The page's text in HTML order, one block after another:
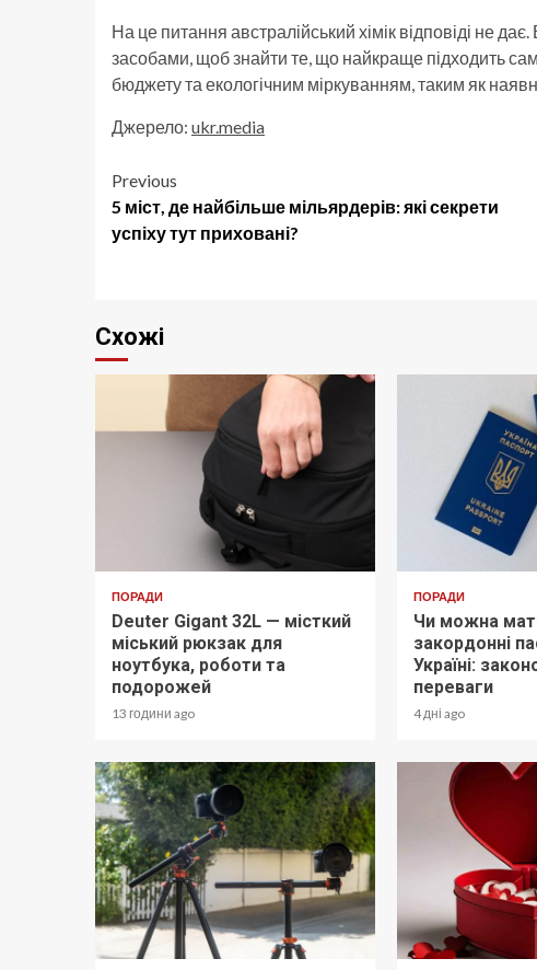
На це питання австралійський хімік відповіді не
засобами, щоб знайти те, що найкраще підходить
бюджету та екологічним міркуванням, таким як
Джерело: ukr.media
Post
navigation
Previous
5 міст, де найбільше мільярдерів: які секрети
успіху тут приховані?
Схожі
ПОРАДИ
Deuter Gigant 32L — місткий
міський рюкзак для
ноутбука, роботи та
подорожей
13 години ago
ПОРАДИ
Чи можна
закордонні
Україні:
переваги
4 дні ago